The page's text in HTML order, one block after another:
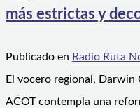
más estrictas y
Publicado en Radio Ruta
El vocero regional, Darwin
ACOT contempla una